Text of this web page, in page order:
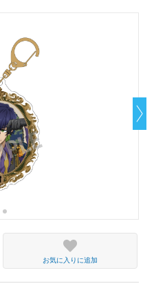
お気に入りに追加